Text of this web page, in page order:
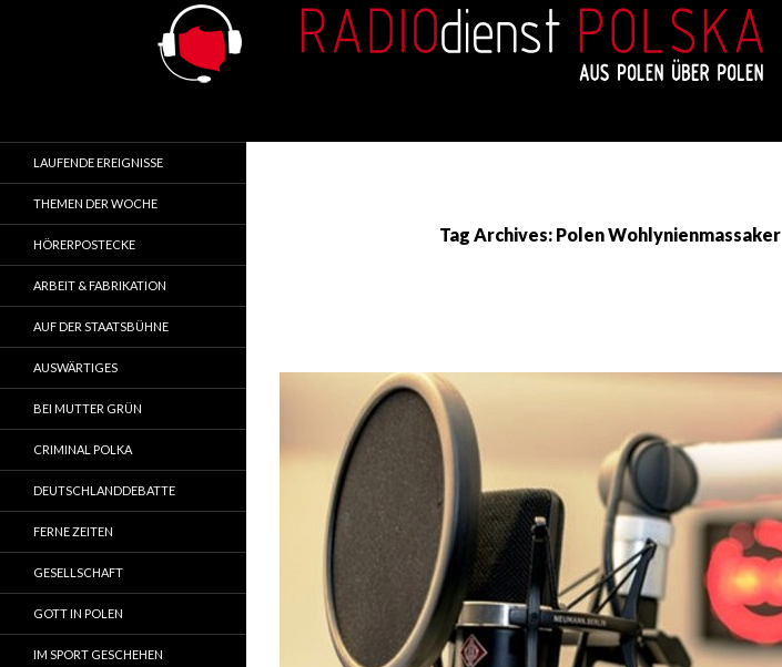
Tag Archives: Polen Wohlynienmassaker
LAUFENDE EREIGNISSE
THEMEN DER WOCHE
HÖRERPOSTECKE
ARBEIT & FABRIKATION
AUF DER STAATSBÜHNE
AUSWÄRTIGES
BEI MUTTER GRÜN
CRIMINAL POLKA
DEUTSCHLANDDEBATTE
FERNE ZEITEN
GESELLSCHAFT
GOTT IN POLEN
IM SPORT GESCHEHEN